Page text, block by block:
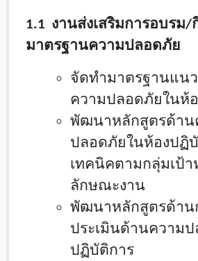
1.1 งานส่งเสริมการอบรม
มาตรฐานความปลอดภัย
จัดทำมาตรฐานแน
ความปลอดภัยในห้
พัฒนาหลักสูตรด้าน
ปลอดภัยในห้องปฏิบั
เทคนิคตามกลุ่มเป้า
ลักษณะงาน
พัฒนาหลักสูตรด้าน
ประเมินด้านความ
ปฏิบัติการ